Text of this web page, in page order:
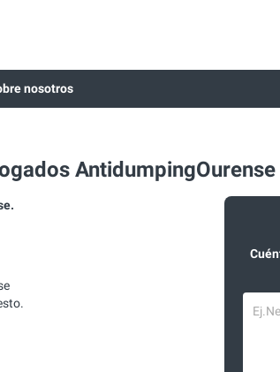
nosotros
AntidumpingOurense